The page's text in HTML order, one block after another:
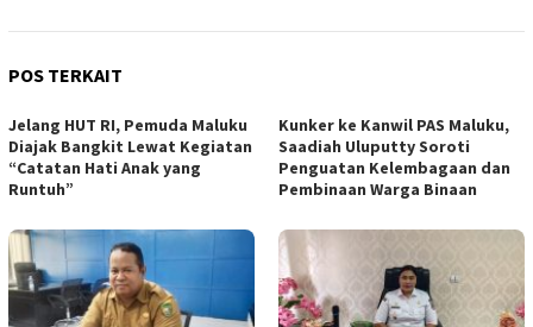
POS TERKAIT
Jelang HUT RI, Pemuda Maluku
Diajak Bangkit Lewat Kegiatan
“Catatan Hati Anak yang
Runtuh”
Kunker ke Kanwil PAS Maluku,
Saadiah Uluputty Soroti
Penguatan Kelembagaan dan
Pembinaan Warga Binaan